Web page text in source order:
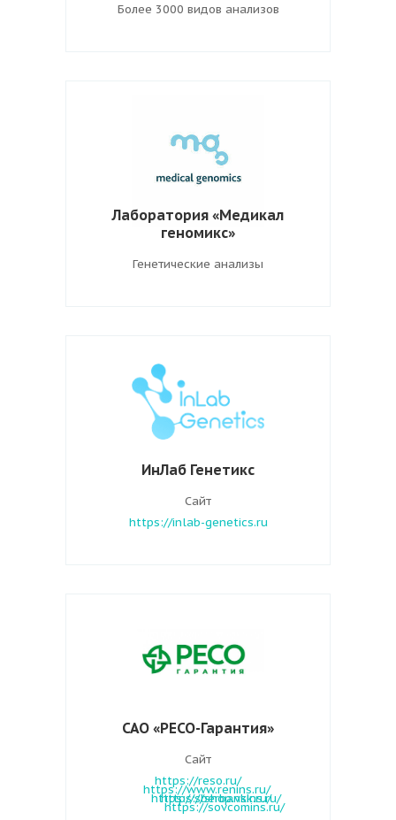
Более 3000 видов анализов
Сайт
https://reso.ru/
САО «РЕСО-Гарантия»
Генетические анализы
Лаборатория «Медикал
геномикс»
Сайт
https://inlab-genetics.ru
ИнЛаб Генетикс
https://www.renins.ru/
https://shop.vsk.ru/
https://sberbankins.ru/
https://sovcomins.ru/